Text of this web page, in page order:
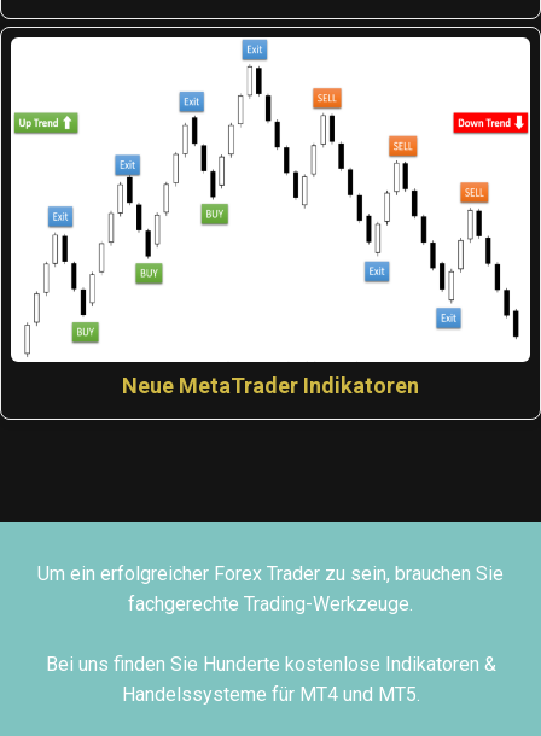
Neue MetaTrader Indikatoren
Um ein erfolgreicher Forex Trader zu sein, brauchen Sie
fachgerechte Trading-Werkzeuge.
Bei uns finden Sie Hunderte kostenlose Indikatoren &
Handelssysteme für MT4 und MT5.